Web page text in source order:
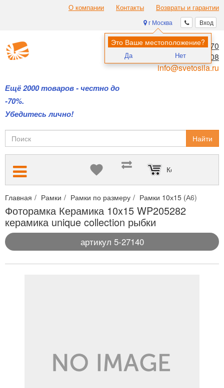
О компании Контакты Возвраты и гарантии
Вход
г Москва
Это Ваше местоположение?
Да Нет
Ещё 2000 товаров - честно до
-70%.
Убедитесь лично!
8 (495) 970-00-70
8 (800) 700-11-08
info@svetosila.ru
Найти
Корзина пуста
Главная Рамки Рамки по размеру Рамки 10х15 (А6)
Фоторамка Керамика 10x15 WP205282
керамика unique collection рыбки
артикул 5-27140